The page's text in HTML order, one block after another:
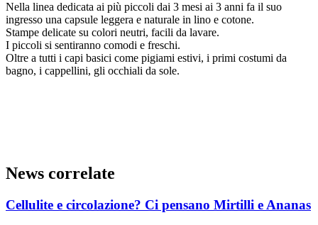
Nella linea dedicata ai più piccoli dai 3 mesi ai 3 anni fa il suo
ingresso una capsule leggera e naturale in lino e cotone.
Stampe delicate su colori neutri, facili da lavare.
I piccoli si sentiranno comodi e freschi.
Oltre a tutti i capi basici come pigiami estivi, i primi costumi da
bagno, i cappellini, gli occhiali da sole.
News correlate
Cellulite e circolazione? Ci pensano Mirtilli e Ananas